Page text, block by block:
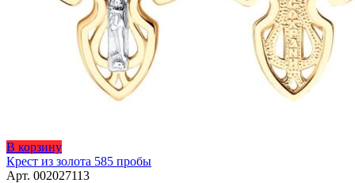
В корзину
Крест из золота 585 пробы
Арт. 002027113